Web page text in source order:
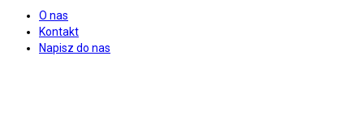
O nas
Kontakt
Napisz do nas